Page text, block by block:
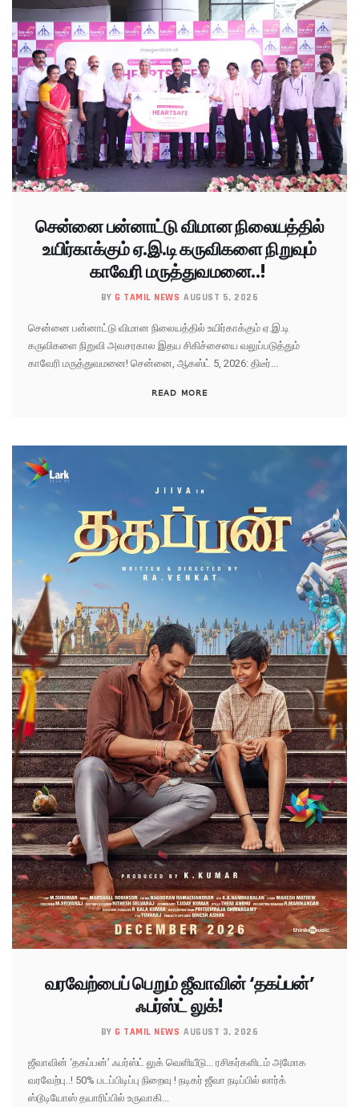
சென்னை பன்னாட்டு விமான நிலையத்தில்
உயிர்காக்கும் ஏ.இ.டி கருவிகளை நிறுவும்
காவேரி மருத்துவமனை..!
BY G TAMIL NEWS AUGUST 5, 2026
சென்னை பன்னாட்டு விமான நிலையத்தில் உயிர்காக்கும் ஏ.இ.டி
கருவிகளை நிறுவி அவசரகால இதய சிகிச்சையை வலுப்படுத்தும்
காவேரி மருத்துவமனை! சென்னை, ஆகஸ்ட் 5, 2026: திடீர்...
READ MORE
வரவேற்பைப் பெறும் ஜீவாவின் ‘தகப்பன்’
ஃபர்ஸ்ட் லுக்!
BY G TAMIL NEWS AUGUST 3, 2026
ஜீவாவின் ‘தகப்பன்’ ஃபர்ஸ்ட் லுக் வெளியீடு… ரசிகர்களிடம் அமோக
வரவேற்பு..! 50% படப்பிடிப்பு நிறைவு ! நடிகர் ஜீவா நடிப்பில் லார்க்
ஸ்டூடியோஸ் தயாரிப்பில் உருவாகி...